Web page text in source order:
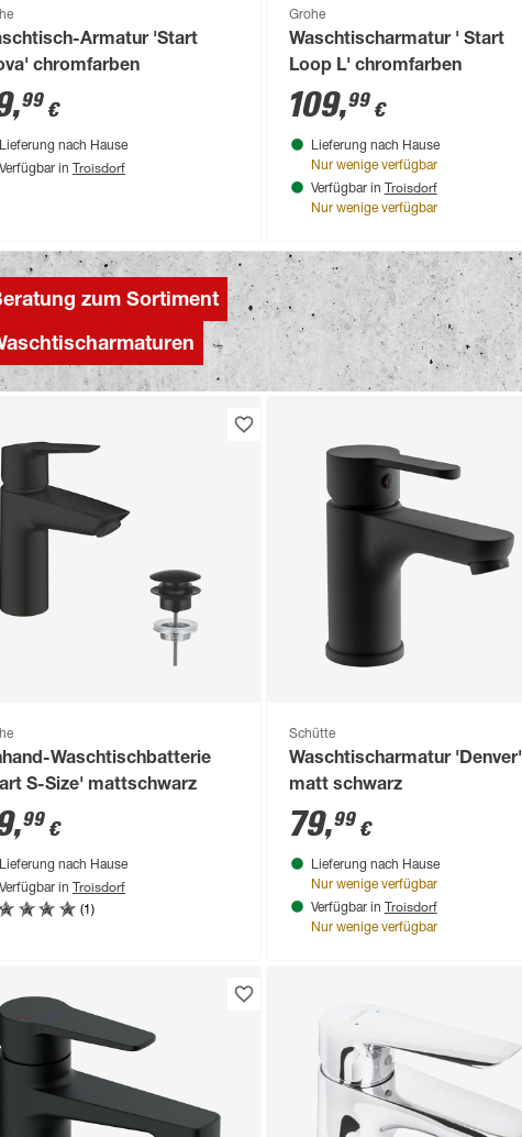
Armatur 'Start
chromfarben
,99 €
Lieferung nach Hause
Verfügbar in Troisdorf
Grohe
Waschtischarmatur ' Start
Loop L' chromfarben
109,99€
Lieferung nach Hause
Nur wenige verfügbar
Verfügbar in Troisdorf
Nur wenige verfügbar
zum Sortiment
Waschtischbatterie
S-Size' mattschwarz
,99 €
Lieferung nach Hause
Verfügbar in Troisdorf
(1)
Schütte
Waschtischarmatur 'Denver'
matt schwarz
79,99€
Lieferung nach Hause
Nur wenige verfügbar
Verfügbar in Troisdorf
Nur wenige verfügbar